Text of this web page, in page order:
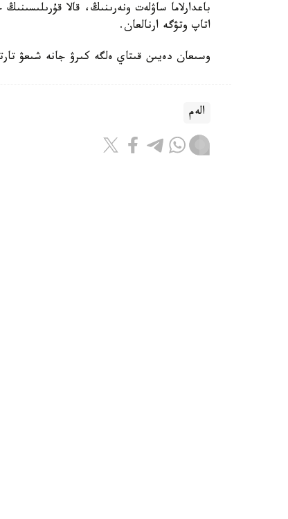
باعدارلاما ساۋلەت ونەرىنىڭ، قالا
اتاپ وتۋگە ارنالعان.
وسىعان دەيىن قىتاي ەلگە كىرۋ جانە شىعۋ
الەم